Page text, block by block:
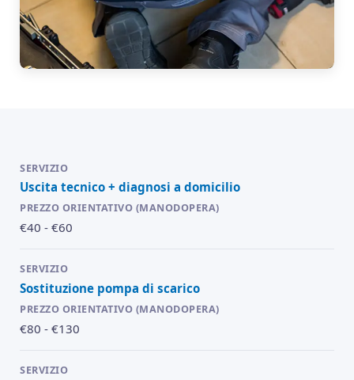
Uscita tecnico + diagnosi a domicilio
€40 - €60
Sostituzione pompa di scarico
€80 - €130